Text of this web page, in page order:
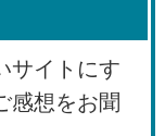
サイトにす
感想をお聞